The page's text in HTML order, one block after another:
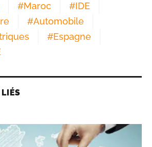
#Maroc #IDE
#Automobile
#Espagne
LIÉS